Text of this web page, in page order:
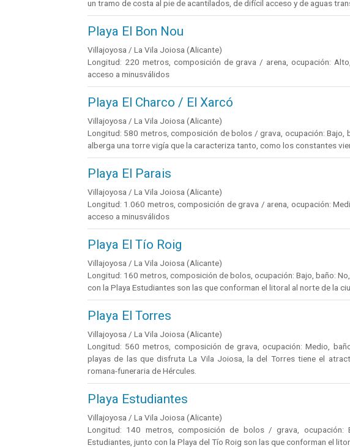
un tramo de costa al pie de acantilados, de difícil acceso y de aguas
Playa El Bon Nou
Villajoyosa / La Vila Joiosa (Alicante)
Longitud: 220 metros, composición de grava / arena, ocupación:
acceso a minusválidos
Playa El Charco / El Xarcó
Villajoyosa / La Vila Joiosa (Alicante)
Longitud: 580 metros, composición de bolos / grava, ocupación: Bajo,
alberga una torre vigía que la caracteriza tanto, como los constantes
Playa El Parais
Villajoyosa / La Vila Joiosa (Alicante)
Longitud: 1.060 metros, composición de grava / arena, ocupación:
acceso a minusválidos
Playa El Tío Roig
Villajoyosa / La Vila Joiosa (Alicante)
Longitud: 160 metros, composición de bolos, ocupación: Bajo, baño:
con la Playa Estudiantes son las que conforman el litoral al norte de la
Playa El Torres
Villajoyosa / La Vila Joiosa (Alicante)
Longitud: 560 metros, composición de grava, ocupación: Medio,
playas de las que disfruta La Vila Joiosa, la del Torres tiene el
romana-funeraria de Hércules.
Playa Estudiantes
Villajoyosa / La Vila Joiosa (Alicante)
Longitud: 140 metros, composición de bolos / grava, ocupación:
Estudiantes, junto con la Playa del Tío Roig son las que conforman el